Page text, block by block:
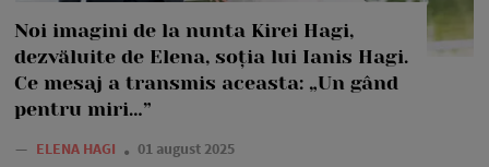
Noi imagini de la nunta Kirei Hagi,
dezvăluite de Elena, soția lui Ianis Hagi.
Ce mesaj a transmis aceasta: „Un gând
pentru miri…”
— ELENA HAGI 01 august 2025